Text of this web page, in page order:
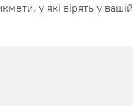
у які вірять у вашій